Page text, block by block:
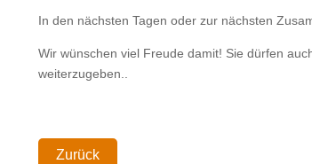
In den nächsten Tagen oder zur nächsten
Wir wünschen viel Freude damit! Sie dürfen
weiterzugeben..
Zurück